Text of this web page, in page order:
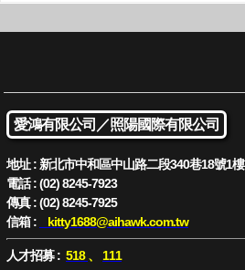
愛鴻有限公司／照陽國際有限公司
地址 : 新北市中和區中山路二段340巷18號1樓
電話 : (02) 8245-7923
傳真 : (02) 8245-7925
信箱 :
kitty1688@aihawk.com.tw
人才招募 : 518、 111